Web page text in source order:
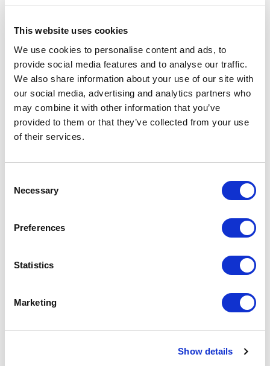
This website uses cookies
We use cookies to personalise content and ads, to
provide social media features and to analyse our traffic.
We also share information about your use of our site with
our social media, advertising and analytics partners who
may combine it with other information that you’ve
provided to them or that they’ve collected from your use
of their services.
Selection
Necessary
Preferences
Statistics
Marketing
Show details
Datos de
eficiencia
CREDO
FR
Consumo
de agua
119.00
liters/m
Emisiones
de CO₂
4.58 kg
CO₂
eq/m
Tejido aplicado